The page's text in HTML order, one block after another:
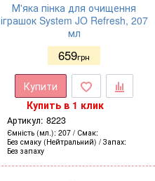
М'яка пінка для очищення
іграшок System JO Refresh, 207
мл
659грн
Купити
Купить в 1 клик
Артикул: 8223
Ємність (мл.) 207
Смак
Без смаку (Нейтральний)
Запах
Без запаху